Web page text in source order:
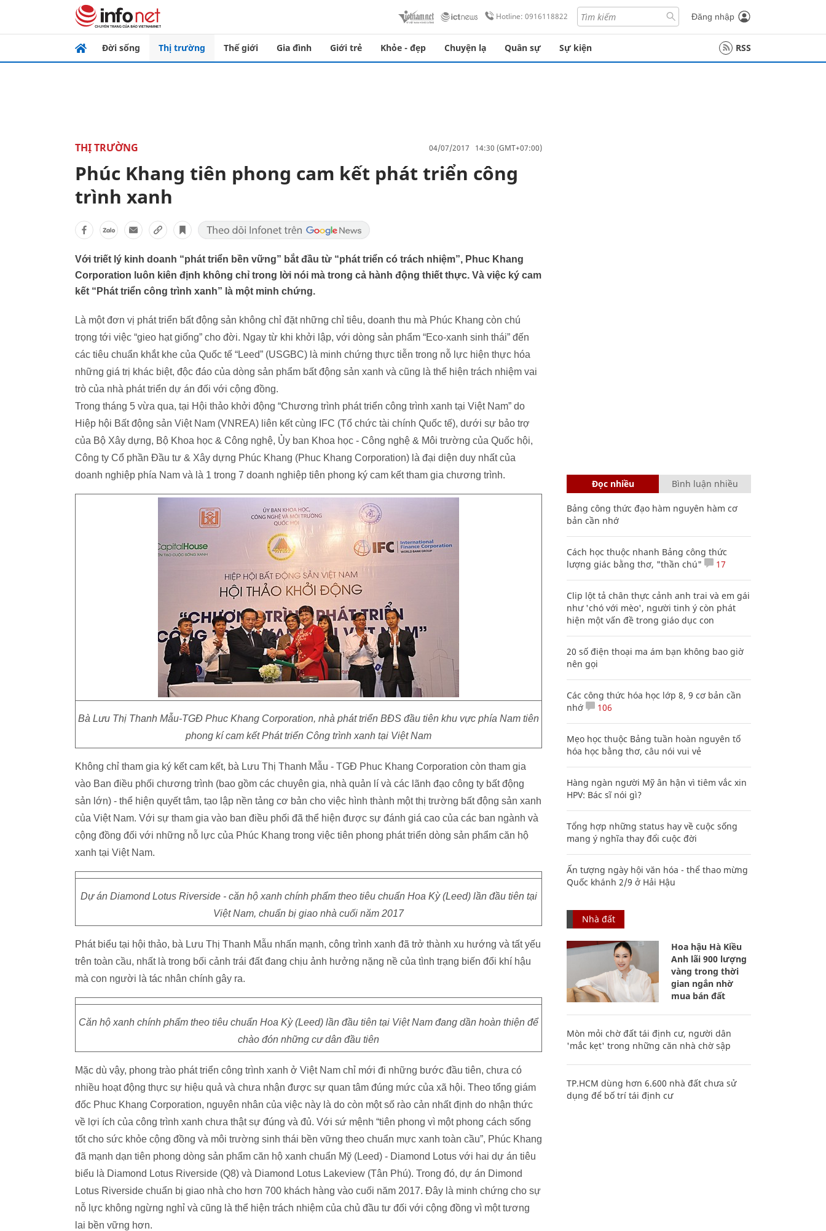
Hotline: 0916118822 Đăng nhập
Đời sống Thị trường Thế giới Gia đình Giới trẻ Khỏe - đẹp Chuyện lạ Quân sự Sự kiện RSS
THỊ TRƯỜNG 04/07/2017 14:30 (GMT+07:00)
Phúc Khang tiên phong cam kết phát triển công
trình xanh
Với triết lý kinh doanh “phát triển bền vững” bắt đầu từ “phát triển có trách nhiệm”, Phuc Khang
Corporation luôn kiên định không chỉ trong lời nói mà trong cả hành động thiết thực. Và việc ký cam
kết “Phát triển công trình xanh” là một minh chứng.
Là một đơn vị phát triển bất động sản không chỉ đặt những chỉ tiêu, doanh thu mà Phúc Khang còn chú
trọng tới việc “gieo hạt giống” cho đời. Ngay từ khi khởi lập, với dòng sản phẩm “Eco-xanh sinh thái” đến
các tiêu chuẩn khắt khe của Quốc tế “Leed” (USGBC) là minh chứng thực tiễn trong nỗ lực hiện thực hóa
những giá trị khác biệt, độc đáo của dòng sản phẩm bất động sản xanh và cũng là thể hiện trách nhiệm vai
trò của nhà phát triển dự án đối với cộng đồng.
Trong tháng 5 vừa qua, tại Hội thảo khởi động “Chương trình phát triển công trình xanh tại Việt Nam” do
Hiệp hội Bất động sản Việt Nam (VNREA) liên kết cùng IFC (Tổ chức tài chính Quốc tế), dưới sự bảo trợ
của Bộ Xây dựng, Bộ Khoa học & Công nghệ, Ủy ban Khoa học - Công nghệ & Môi trường của Quốc hội,
Công ty Cổ phần Đầu tư & Xây dựng Phúc Khang (Phuc Khang Corporation) là đại diện duy nhất của
doanh nghiệp phía Nam và là 1 trong 7 doanh nghiệp tiên phong ký cam kết tham gia chương trình.
Bà Lưu Thị Thanh Mẫu-TGĐ Phuc Khang Corporation, nhà phát triển BĐS đầu tiên khu vực phía Nam tiên
phong kí cam kết Phát triển Công trình xanh tại Việt Nam
Không chỉ tham gia ký kết cam kết, bà Lưu Thị Thanh Mẫu - TGĐ Phuc Khang Corporation còn tham gia
vào Ban điều phối chương trình (bao gồm các chuyên gia, nhà quản lí và các lãnh đạo công ty bất động
sản lớn) - thể hiện quyết tâm, tạo lập nền tảng cơ bản cho việc hình thành một thị trường bất động sản xanh
của Việt Nam. Với sự tham gia vào ban điều phối đã thể hiện được sự đánh giá cao của các ban ngành và
cộng đồng đối với những nỗ lực của Phúc Khang trong việc tiên phong phát triển dòng sản phẩm căn hộ
xanh tại Việt Nam.
Dự án Diamond Lotus Riverside - căn hộ xanh chính phẩm theo tiêu chuẩn Hoa Kỳ (Leed) lần đầu tiên tại
Việt Nam, chuẩn bị giao nhà cuối năm 2017
Phát biểu tại hội thảo, bà Lưu Thị Thanh Mẫu nhấn mạnh, công trình xanh đã trở thành xu hướng và tất yếu
trên toàn cầu, nhất là trong bối cảnh trái đất đang chịu ảnh hưởng nặng nề của tình trạng biến đổi khí hậu
mà con người là tác nhân chính gây ra.
Căn hộ xanh chính phẩm theo tiêu chuẩn Hoa Kỳ (Leed) lần đầu tiên tại Việt Nam đang dần hoàn thiện để
chào đón những cư dân đầu tiên
Mặc dù vậy, phong trào phát triển công trình xanh ở Việt Nam chỉ mới đi những bước đầu tiên, chưa có
nhiều hoạt động thực sự hiệu quả và chưa nhận được sự quan tâm đúng mức của xã hội. Theo tổng giám
đốc Phuc Khang Corporation, nguyên nhân của việc này là do còn một số rào cản nhất định do nhận thức
về lợi ích của công trình xanh chưa thật sự đúng và đủ. Với sứ mệnh “tiên phong vì một phong cách sống
tốt cho sức khỏe cộng đồng và môi trường sinh thái bền vững theo chuẩn mực xanh toàn cầu”, Phúc Khang
đã mạnh dạn tiên phong dòng sản phẩm căn hộ xanh chuẩn Mỹ (Leed) - Diamond Lotus với hai dự án tiêu
biểu là Diamond Lotus Riverside (Q8) và Diamond Lotus Lakeview (Tân Phú). Trong đó, dự án Dimond
Lotus Riverside chuẩn bị giao nhà cho hơn 700 khách hàng vào cuối năm 2017. Đây là minh chứng cho sự
nỗ lực không ngừng nghỉ và cũng là thể hiện trách nhiệm của chủ đầu tư đối với cộng đồng vì một tương
lai bền vững hơn.
Đọc nhiều Bình luận nhiều
Bảng công thức đạo hàm nguyên hàm cơ
bản cần nhớ
Cách học thuộc nhanh Bảng công thức
lượng giác bằng thơ, "thần chú"
17
Clip lột tả chân thực cảnh anh trai và em gái
như 'chó với mèo', người tinh ý còn phát
hiện một vấn đề trong giáo dục con
20 số điện thoại ma ám bạn không bao giờ
nên gọi
Các công thức hóa học lớp 8, 9 cơ bản cần
nhớ
106
Mẹo học thuộc Bảng tuần hoàn nguyên tố
hóa học bằng thơ, câu nói vui vẻ
Hàng ngàn người Mỹ ân hận vì tiêm vắc xin
HPV: Bác sĩ nói gì?
Tổng hợp những status hay về cuộc sống
mang ý nghĩa thay đổi cuộc đời
Ấn tượng ngày hội văn hóa - thể thao mừng
Quốc khánh 2/9 ở Hải Hậu
Nhà đất
Hoa hậu Hà Kiều
Anh lãi 900 lượng
vàng trong thời
gian ngắn nhờ
mua bán đất
Mòn mỏi chờ đất tái định cư, người dân
'mắc kẹt' trong những căn nhà chờ sập
TP.HCM dùng hơn 6.600 nhà đất chưa sử
dụng để bố trí tái định cư